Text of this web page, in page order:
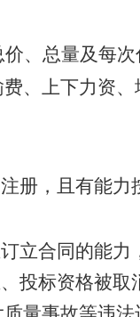
、总量及每
、上下力资
册，且有能
立合同的能力
投标资格被